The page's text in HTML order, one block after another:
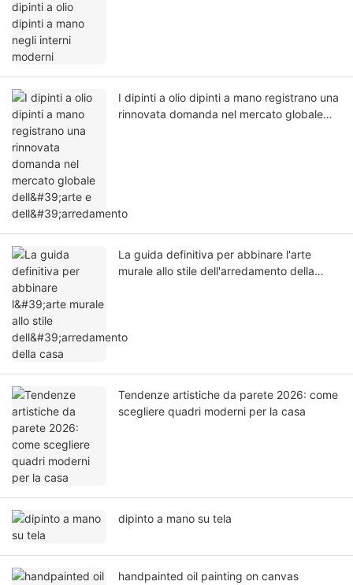
I dipinti a olio dipinti a mano registrano una
rinnovata domanda nel mercato globale
La guida definitiva per abbinare l'arte
murale allo stile dell'arredamento della
Tendenze artistiche da parete 2026: come
scegliere quadri moderni per la casa
dipinto a mano su tela
handpainted oil painting on canvas